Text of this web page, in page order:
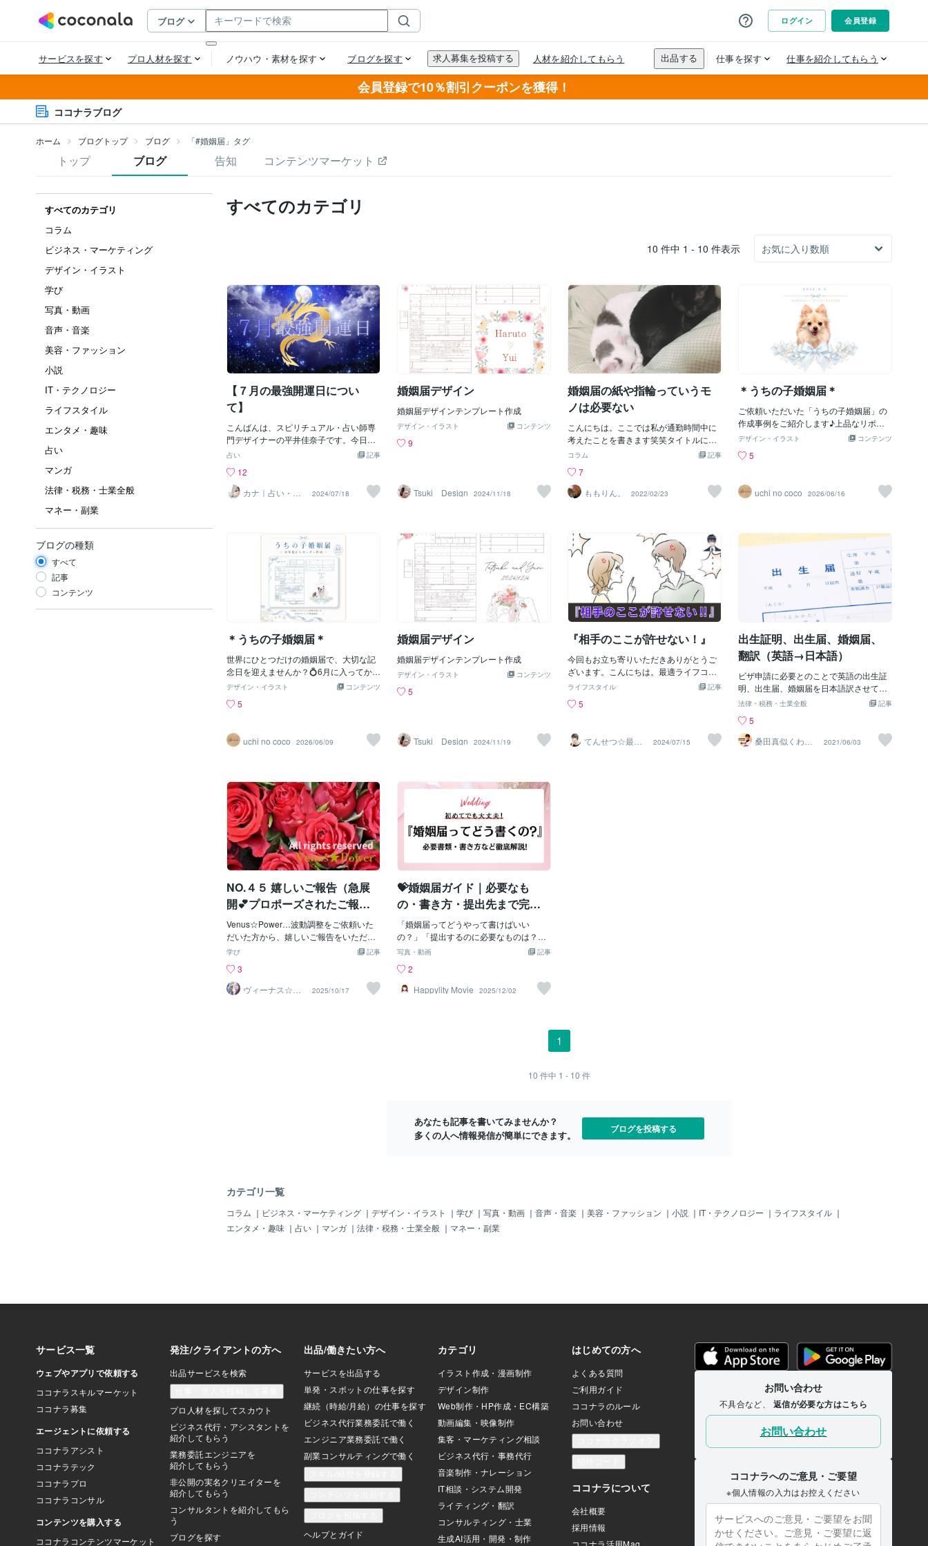
会員登録で10％割引クーポンを獲得！
ココナラブログ
ホーム ブログトップ ブログ 「#婚姻届」タグ
トップ ブログ 告知 コンテンツマーケット
すべてのカテゴリ
コラム
ビジネス・マーケティング
デザイン・イラスト
学び
写真・動画
音声・音楽
美容・ファッション
小説
IT・テクノロジー
ライフスタイル
エンタメ・趣味
占い
マンガ
法律・税務・士業全般
マネー・副業
ブログの種類
すべて
記事
コンテンツ
すべてのカテゴリ
10 件中 1 - 10 件表示
【７月の最強開運日につい
て】
こんばんは、スピリチュアル・占い師専
門デザイナーの平井佳奈子です。今日
は、今月の２９日は最強開運日とされる
きたいと思います。7月29日は、最上吉
日とされている「天赦日」、金運が倍に
なるとされている「一粒万倍日」、六曜
もあります。それは最後に書きますの
で、是非最後まで読んでくださいね！！
縁起の良い日（一粒万倍日）にやると良
いこと。✅お財布の新調、買い替える。
✅引っ越し✅結婚にまつわること✅開業、
新しいことを始める物事✅宝くじの購入
縁起の良い日（一粒万倍日）にやっては
いけないこと✅人からお金やものを借り
る✅悪口、ネガティブな発言や行動をす
トラブル、喧嘩をする色々ありますね＾
＾２９日は結婚にまつわることは避けた
方が吉！！個人的な話になるのですが、
私、もうすぐ引っ越しを控えてまして、
と思ってたのですが・・実はよくよく調
べたら、２９日は凶日も重なる日なんで
葬儀以外は何をやっても悪いと言われる
凶日の受死日も重なっているため、入籍
は控えた方が良いとの記事を発見しまし
た。凶日の縁起の悪さを万倍に強めてし
まうという考え方がある中、凶日の縁起
の悪さを打ち消してプラスマイナスゼロ
になるという考え方もあり、どちらが正
しいとはいえないようです。自分がどち
らの考え方を信じるかで判断するしかな
いです。その日に大事な行事をするの
記事
占い
12
カナ｜占い・ス
ピ系専門制作代
2024/07/18
婚姻届デザイン
婚姻届デザインテンプレート作成
コンテンツ
デザイン・イラスト
9
Tsuki Design 2024/11/18
婚姻届の紙や指輪っていうモ
ノは必要ない
こんにちは。ここでは私が通勤時間中に
考えたことを書きます笑笑タイトルにあ
るように婚姻届の紙や指輪っていう「モ
これは最近感じるというより、2年くらい
前に気づいたことです。結婚すれば、指
輪をする。結婚するには、婚姻届がい
にも、そもそも「人との繋がり」ってそ
れくらい脆いものだということが前提に
あるからだと思う。目に見えないと信じ
れない。本当にお互い同士が愛し合って
れば、形なんてなんでもいいんです。っ
て今、書いてて思ったけど、詐欺師が言
いそうな言葉ですね。笑友達、彼氏、彼
女と関係を当てはめようとすること自体
が間違いで、一言で説明できない繋がり
には思います。目に見えるモノがなんで
存在するのかそこまで理解していないと
物事の本質ってなかなか理解できないも
のだと思います。幸せになりたいと思っ
はないかと思います。ゆるり〜と、さよ
なら。
記事
コラム
7
ももりん。
2022/02/23
＊うちの子婚姻届＊
ご依頼いただいた「うちの子婚姻届」の
作成事例をご紹介します♪上品なリボン
とパールのリースから、そっと覗くうち
＾＾お写真はそのまま使用するのではな
染むよう、明るさや色味を整えながら丁
寧にレタッチ・加工して作成していま
す。まるで大切なご家族であるうちの子
さんに、ふたりの結婚を承認してもらう
ような、そんな特別な気持ちでお作りし
ています✨デザインは、上品で華やか
に。でも婚姻届としての大切な雰囲気を
損なわないよう、シンプルさも大切にし
ながら仕上げました。もちろん、今一緒
に暮らしている子だけでなく、先住犬さ
んやご実家にいたワンちゃんでの作成も
可能です。ご実家にいた大切な子と、今
ご家族のワンちゃんを並べて作成するの
も、とても素敵です。想像するだけで、
胸がじんわり温かくなりますね…💍一生
に一度の特別な記念だからこそ、細部ま
でこだわった婚姻届を。大切な日を彩る
アイテムとして、ぜひご検討いただけま
したら嬉しいです。
コンテンツ
デザイン・イラスト
5
uchi no coco 2026/06/16
＊うちの子婚姻届＊
世界にひとつだけの婚姻届で、大切な記
念日を迎えませんか？💍6月に入ってか
ら、婚姻届デザインのご依頼がさらに増
だからでしょうか…♡「大切な日を、可
そんなお気持ちでご依頼くださる方も多
く、とても嬉しく思っています。わんち
子も一緒に。おふたりの大切な記念日
に、そっと立ち会ってくれるような特別
なデザインに仕上げます🐾お写真は、可
愛く切り取り・レタッチを行い、婚姻届
に自然になじむよう丁寧に作成いたしま
す。「提出用として使いたい」「記念と
して残したい」「入籍フォトに使いた
い」そんな方にもおすすめです🌿一生に
一度の大切な日だからこそ、おふたりら
しさと、うちの子らしさを詰め込んだ世
界にひとつだけの婚姻届を作ってみませ
んか？詳細は商品ページをご覧ください
ね。
コンテンツ
デザイン・イラスト
5
uchi no coco 2026/06/09
婚姻届デザイン
婚姻届デザインテンプレート作成
コンテンツ
デザイン・イラスト
5
Tsuki Design 2024/11/19
『相手のここが許せない！』
今回もお立ち寄りいただきありがとうご
ざいます。こんにちは。最適ライフコー
チ☆てんせつです。https://coconala.com/
んな人と接していて『相手のここが許せ
いのに・・。』と思われたことありませ
んか？もちろん、私もいっぱいありま
に大きな声を出したりするので、それが
『バカにされてる』というか『ふざけて
今となっては、とても貴重な体験でした
記事
ライフスタイル
5
てんせつ☆最適
ライフをサポー
2024/07/15
出生証明、出生届、婚姻届、
翻訳（英語→日本語）
ビザ申請に必要とのことで英語の出生証
明、出生届、婚姻届を日本語訳させて頂
きました。公的文書は責任重大なので逐
ました。日本の行政機関に提出されると
の事なので、なるべく様式も同じように
なるようイラストレーターを使って形を
記事
法律・税務・士業全般
5
桑田真似くわた
ますに
2021/06/03
NO.４５ 嬉しいご報告（急展
開💕プロポーズされたご報
告）を頂きました
Venus☆Power…波動調整をご依頼いた
だいた方から、嬉しいご報告をいただき
ました。 《ご依頼者様からのご報告》 こ
ました。 あんな絶望的な状況から、また
も急展開が起こりました！ なんと、２日
前に彼から連絡が来て、一晩かけてしっ
た🎵✨*・☆*Venus☆Power*♡・*※私の
コメントも含め、ご報告いただいた方の
許可を得て掲載しております。※当ブログ
のURL・内容（文章の一部または文章の
全部・画像・投稿者名・投稿年月日・ブ
記事
学び
3
ヴィーナス☆パ
ワー
2025/10/17
💝婚姻届ガイド｜必要なも
の・書き方・提出先まで完全
解説
「婚姻届ってどうやって書けばいい
の？」「提出するのに必要なものは？」
「どこでも出していいって本当？」そん
届の準備から提出方法、よくある疑問ま
で完全版マニュアルとしてまとめまし
た。これを読めば、不備なくスムーズに
あると安心）・黒のボールペン or 万年筆
（押印は任意・不要でもOK）・証人の署
名（18歳以上2名）▼【提出するときに
保険証▼本人確認書類の種類1点でOKな
もの・運転免許証・パスポート・マイナ
ンバーカード2点必要なもの・健康保険
式サイト企業や個人が配布するデザイン
婚姻届おしゃれ系・キャラクター系など
選択肢が豊富なので、写真映えする婚姻
届にしたい人におすすめです。婚姻届の
書き方を12項目で解説婚
記事
写真・動画
2
Happylity Movie
2025/12/02
1
10 件中 1 - 10 件
あなたも記事を書いてみませんか？
多くの人へ情報発信が簡単にできます。
ブログを投稿する
カテゴリ一覧
コラム ｜ ビジネス・マーケティング ｜ デザイン・イラスト ｜ 学び ｜ 写真・動画 ｜ 音声・音楽 ｜ 美容・ファッション ｜ 小説 ｜ IT・テクノロジー ｜ ライフスタイル ｜
エンタメ・趣味 ｜ 占い ｜ マンガ ｜ 法律・税務・士業全般 ｜ マネー・副業